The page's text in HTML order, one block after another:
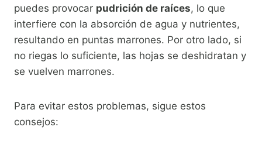
puedes provocar pudrición de raíces, lo que
interfiere con la absorción de agua y nutrientes,
resultando en puntas marrones. Por otro lado, si
no riegas lo suficiente, las hojas se deshidratan y
se vuelven marrones.
Para evitar estos problemas, sigue estos
consejos: